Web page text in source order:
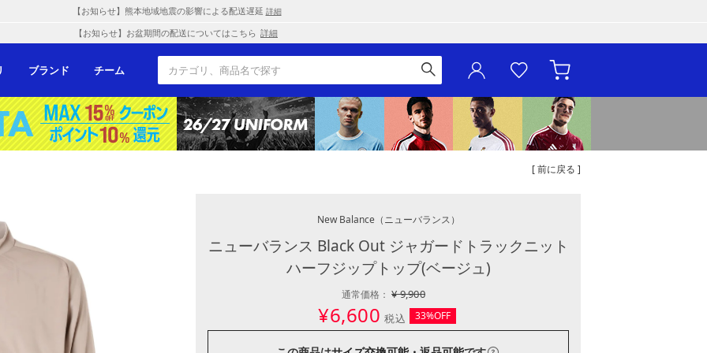
【お知らせ】熊本地域地震の影響による配送遅延 詳細
【お知らせ】お盆期間の配送についてはこちら 詳細
ブランド チーム
[ 前に戻る ]
New Balance（ニューバランス）
ニューバランス Black Out ジャガードトラックニット
ハーフジップトップ(ベージュ)
通常価格：¥ 9,900
¥6,600 税込 33%OFF